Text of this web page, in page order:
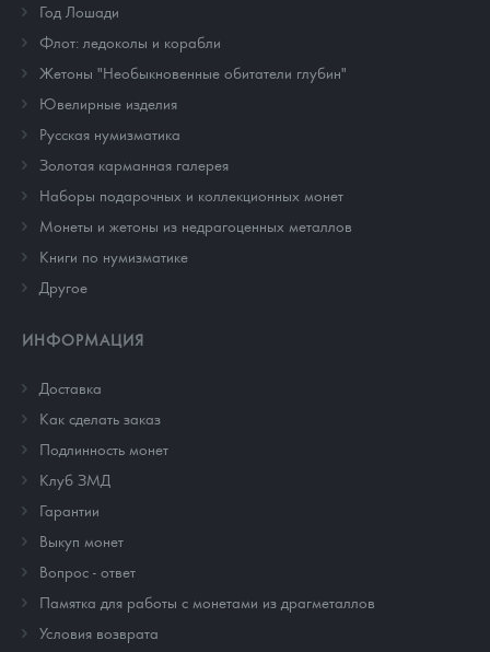
Год Лошади
Флот: ледоколы и корабли
Жетоны "Необыкновенные обитатели глубин"
Ювелирные изделия
Русская нумизматика
Золотая карманная галерея
Наборы подарочных и коллекционных монет
Монеты и жетоны из недрагоценных металлов
Книги по нумизматике
Другое
ИНФОРМАЦИЯ
Доставка
Как сделать заказ
Подлинность монет
Клуб ЗМД
Гарантии
Выкуп монет
Вопрос - ответ
Памятка для работы с монетами из драгметаллов
Условия возврата